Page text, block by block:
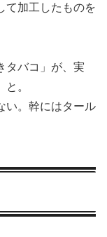
て加工したものを
タバコ」が、実
。
い。幹にはタール